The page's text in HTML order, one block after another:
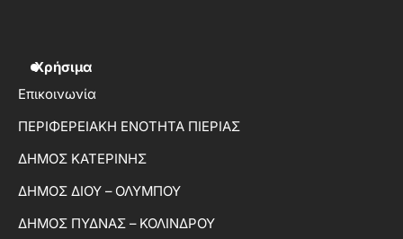
Χρήσιμα
Επικοινωνία
ΠΕΡΙΦΕΡΕΙΑΚΗ ΕΝΟΤΗΤΑ ΠΙΕΡΙΑΣ
ΔΗΜΟΣ ΚΑΤΕΡΙΝΗΣ
ΔΗΜΟΣ ΔΙΟΥ – ΟΛΥΜΠΟΥ
ΔΗΜΟΣ ΠΥΔΝΑΣ – ΚΟΛΙΝΔΡΟΥ